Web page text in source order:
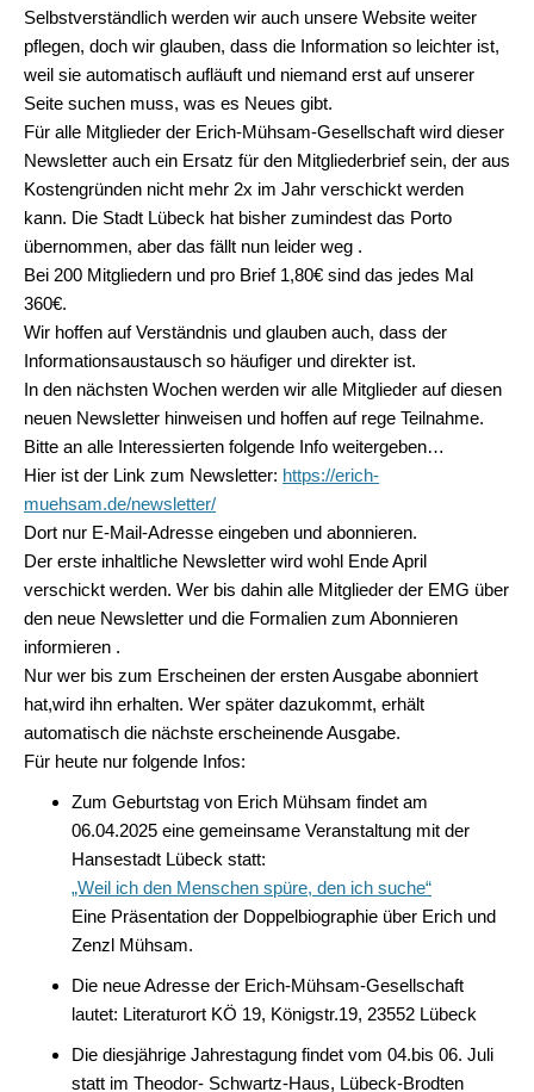
Selbstverständlich werden wir auch unsere Website weiter
pflegen, doch wir glauben, dass die Information so leichter ist,
weil sie automatisch aufläuft und niemand erst auf unserer
Seite suchen muss, was es Neues gibt.
Für alle Mitglieder der Erich-Mühsam-Gesellschaft wird dieser
Newsletter auch ein Ersatz für den Mitgliederbrief sein, der aus
Kostengründen nicht mehr 2x im Jahr verschickt werden
kann. Die Stadt Lübeck hat bisher zumindest das Porto
übernommen, aber das fällt nun leider weg .
Bei 200 Mitgliedern und pro Brief 1,80€ sind das jedes Mal
360€.
Wir hoffen auf Verständnis und glauben auch, dass der
Informationsaustausch so häufiger und direkter ist.
In den nächsten Wochen werden wir alle Mitglieder auf diesen
neuen Newsletter hinweisen und hoffen auf rege Teilnahme.
Bitte an alle Interessierten folgende Info weitergeben…
Hier ist der Link zum Newsletter: https://erich-
muehsam.de/newsletter/
Dort nur E-Mail-Adresse eingeben und abonnieren.
Der erste inhaltliche Newsletter wird wohl Ende April
verschickt werden. Wer bis dahin alle Mitglieder der EMG über
den neue Newsletter und die Formalien zum Abonnieren
informieren .
Nur wer bis zum Erscheinen der ersten Ausgabe abonniert
hat,wird ihn erhalten. Wer später dazukommt, erhält
automatisch die nächste erscheinendeAusgabe.
Für heute nur folgende Infos:
Zum Geburtstag von Erich Mühsam findet am
06.04.2025 eine gemeinsame Veranstaltung mit der
Hansestadt Lübeck statt:
„Weil ich den Menschen spüre, den ich suche“
Eine Präsentation der Doppelbiographie über Erich und
Zenzl Mühsam.
Die neue Adresse der Erich-Mühsam-Gesellschaft
lautet: Literaturort KÖ 19, Königstr.19, 23552 Lübeck
Die diesjährige Jahrestagung findet vom 04.bis 06. Juli
statt im Theodor- Schwartz-Haus, Lübeck-Brodten